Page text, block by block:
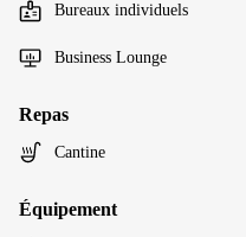
Bureaux individuels
Business Lounge
Repas
Cantine
Équipement